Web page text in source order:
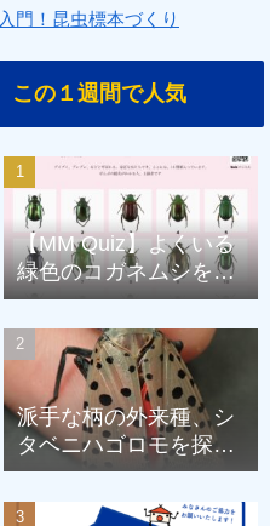
入門！昆虫標本づくり
この１週間で人気
【MM Quiz】よくいる
緑色のコガネムシを、
克服しよう！
派手な柄の外来種、シ
タベニハゴロモを探そ
う